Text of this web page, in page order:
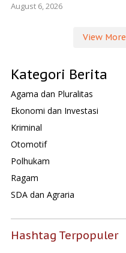
August 6, 2026
View More
Kategori Berita
Agama dan Pluralitas
Ekonomi dan Investasi
Kriminal
Otomotif
Polhukam
Ragam
SDA dan Agraria
Hashtag Terpopuler